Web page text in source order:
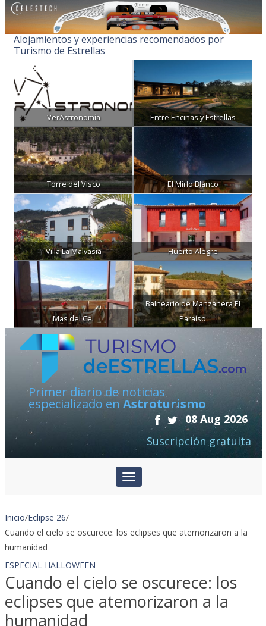
Alojamientos y experiencias recomendados por
Turismo de Estrellas
VerAstronomía Entre Encinas y Estrellas
Torre del Visco El Mirlo Blanco
Villa La Malvasía Huerto Alegre
Mas del Cel
Balneario de Manzanera El
Paraíso
Primer diario de noticias
especializado en Astroturismo
08 Aug 2026
Suscripción gratuita
Inicio/Eclipse 26/
Cuando el cielo se oscurece: los eclipses que atemorizaron a la
humanidad
ESPECIAL HALLOWEEN
Cuando el cielo se oscurece: los
eclipses que atemorizaron a la
humanidad